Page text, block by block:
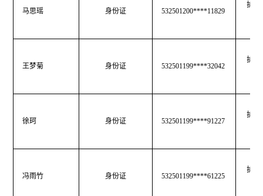
马思瑶 身份证 532501200****11829
护士
王梦菊 身份证 532501199****32042
护士
徐珂 身份证 532501199****91227
护士
冯雨竹 身份证 532501199****61225
护士